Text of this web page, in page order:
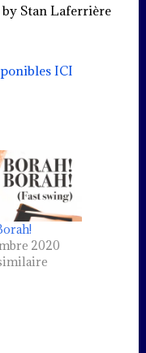
Stan Laferrière
ICI
2020